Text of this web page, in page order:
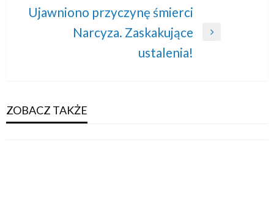
Ujawniono przyczynę śmierci
Narcyza. Zaskakujące
ustalenia!
ZOBACZ TAKŻE